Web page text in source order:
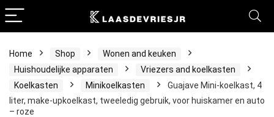
Home Shop
Wonen and keuken
Huishoudelijke apparaten
Vriezers and koelkasten
Koelkasten
Minikoelkasten
Guajave Mini-koelkast, 4
liter, make-upkoelkast, tweeledig gebruik, voor huiskamer en auto
– roze